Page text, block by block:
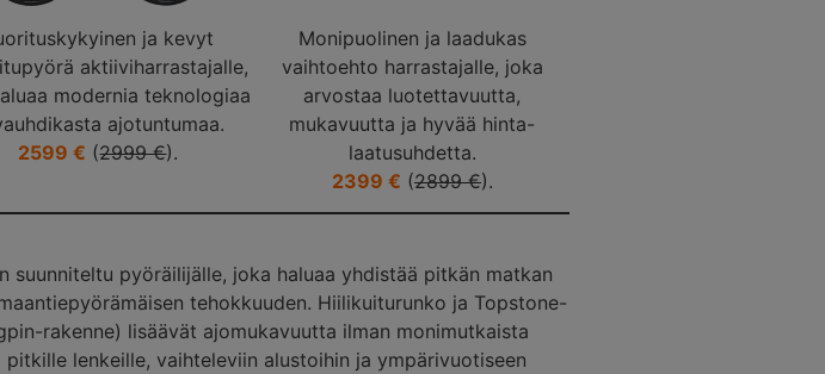
ja kevyt
aktiiviharrastajalle,
modernia teknologiaa
ajotuntumaa.
2599 € (2999 €).
Monipuolinen ja laadukas
vaihtoehto harrastajalle, joka
arvostaa luotettavuutta,
mukavuutta ja hyvää hinta-
laatusuhdetta.
2399 € (2899 €).
suunniteltu pyöräilijälle, joka haluaa yhdistää pitkän matkan
tehokkuuden. Hiilikuiturunko ja Topstone-
rakenne) lisäävät ajomukavuutta ilman monimutkaista
lenkeille, vaihteleviin alustoihin ja ympärivuotiseen